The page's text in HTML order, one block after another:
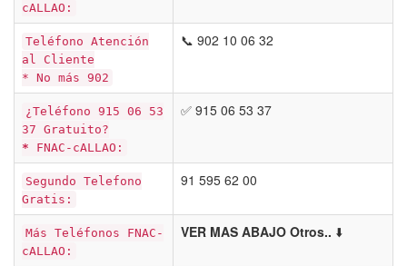
cALLAO:
Teléfono Atención
al Cliente
* No más 902
📞 902 10 06 32
¿Teléfono 915 06 53
37 Gratuito?
* FNAC-cALLAO:
✅ 915 06 53 37
Segundo Telefono
Gratis:
91 595 62 00
Más Teléfonos FNAC-
cALLAO:
VER MAS ABAJO Otros.. ⬇️